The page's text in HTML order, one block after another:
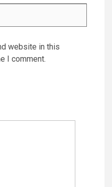
website in this
I comment.